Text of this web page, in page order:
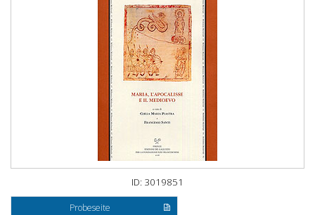
ID: 3019851
Probeseite